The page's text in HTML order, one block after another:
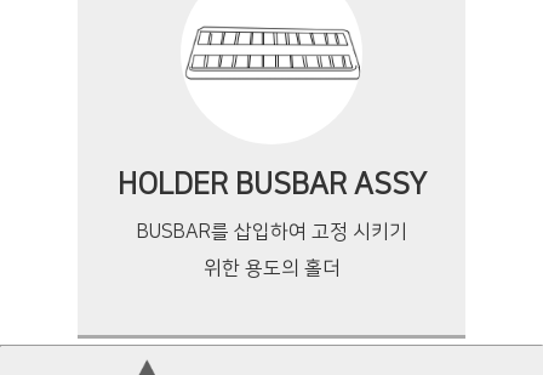
HOLDER BUSBAR ASSY
BUSBAR를 삽입하여 고정 시키기
위한 용도의 홀더